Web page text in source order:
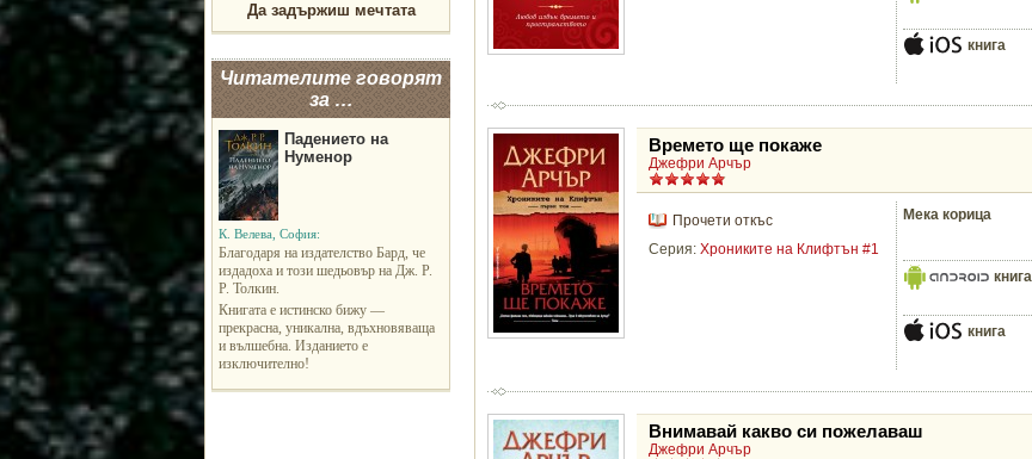
Да задържиш мечтата
Читателите говорят
за …
Падението на
Нуменор
К. Велева, София:
Благодаря на издателство Бард, че
издадоха и този шедьовър на Дж. Р.
Р. Толкин.
Книгата е истинско бижу —
прекрасна, уникална, вдъхновяваща
и вълшебна. Изданието е
изключително!
книга
Времето ще покаже
Джефри Арчър
Прочети откъс
Серия: Хрониките на Клифтън #1
Мека корица
книга
книга
Внимавай какво си пожелаваш
Джефри Арчър